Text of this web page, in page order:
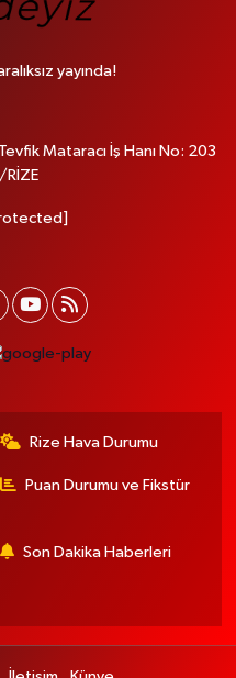
yayında!
Mataracı İş Hanı No: 203
Rize Hava Durumu
Puan Durumu ve Fikstür
Son Dakika Haberleri